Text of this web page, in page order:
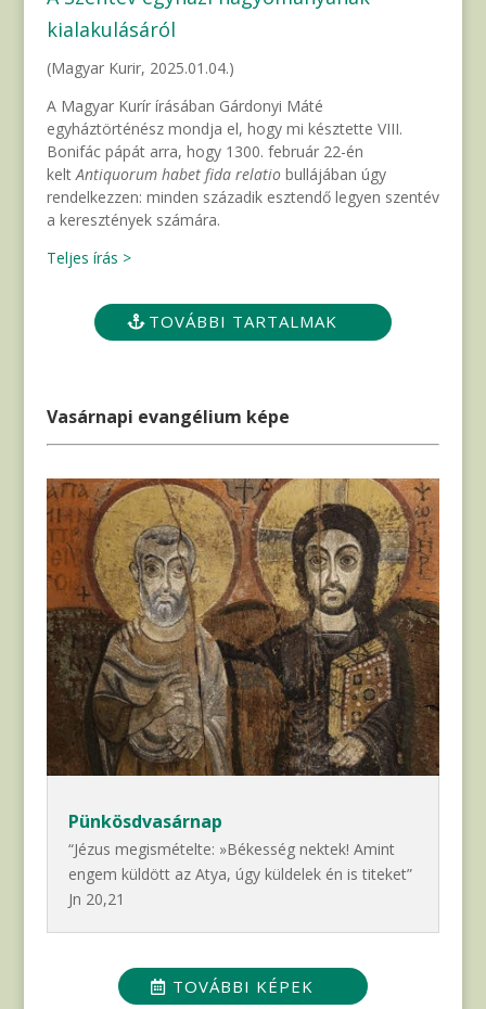
kialakulásáról
(Magyar Kurir, 2025.01.04.)
A Magyar Kurír írásában Gárdonyi Máté
egyháztörténész mondja el, hogy mi késztette VIII.
Bonifác pápát arra, hogy 1300. február 22-én
keltAntiquorum habet fida relatiobullájában úgy
rendelkezzen: minden századik esztendő legyen szentév
a keresztények számára.
Teljes írás >
TOVÁBBI TARTALMAK
Vasárnapi evangélium képe
Pünkösdvasárnap
“Jézus megismételte: »Békesség nektek! Amint
engem küldött az Atya, úgy küldelek én is titeket”
Jn 20,21
TOVÁBBI KÉPEK